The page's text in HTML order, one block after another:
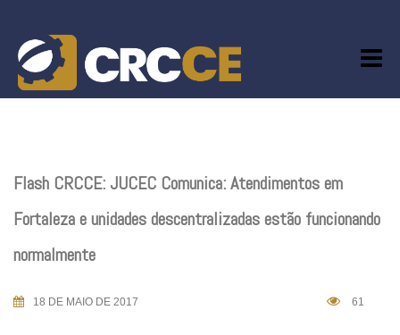
content
Flash CRCCE: JUCEC Comunica: Atendimentos em
Fortaleza e unidades descentralizadas estão funcionando
normalmente
18 DE MAIO DE 2017 61